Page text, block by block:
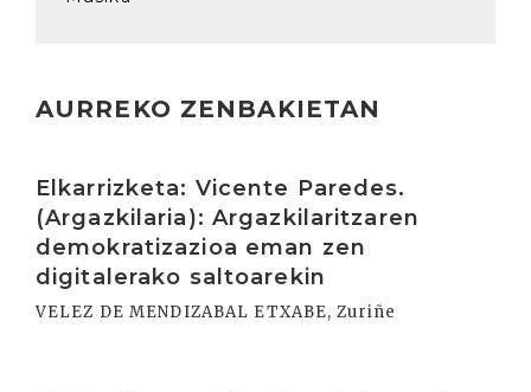
AURREKO ZENBAKIETAN
Elkarrizketa: Vicente Paredes.
(Argazkilaria): Argazkilaritzaren
demokratizazioa eman zen
digitalerako saltoarekin
VELEZ DE MENDIZABAL ETXABE, Zuriñe